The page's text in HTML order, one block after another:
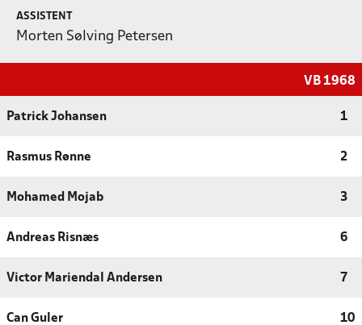
ASSISTENT
Morten Sølving Petersen
VB 1968
Patrick Johansen 1
Rasmus Rønne 2
Mohamed Mojab 3
Andreas Risnæs 6
Victor Mariendal Andersen 7
Can Guler 10